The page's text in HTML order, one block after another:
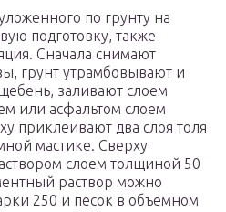
по грунту на
подготовку, также
Сначала снимают
грунт утрамбовывают и
заливают слоем
или асфальтом слоем
приклеивают два слоя толя
мастике. Сверху
слоем толщиной 50
раствор можно
250 и песок в объемном